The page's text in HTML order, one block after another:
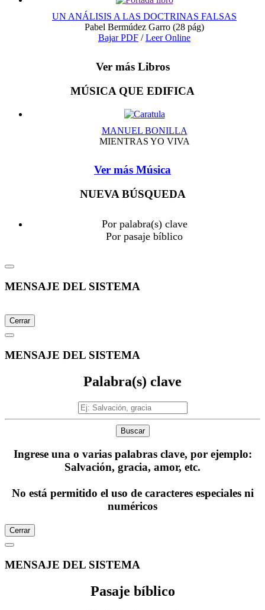
UN ANÁLISIS A LAS DOCTRINAS FALSAS
Pabel Bermúdez Garro (28 pág)
Bajar PDF /Leer Online
Ver más Libros
MÚSICA QUE EDIFICA
MANUEL BONILLA
MIENTRAS YO VIVA
Ver más Música
NUEVA BÚSQUEDA
Por palabra(s) clave
Por pasaje bíblico
MENSAJE DEL SISTEMA
Cerrar
MENSAJE DEL SISTEMA
Palabra(s) clave
Buscar
Ingrese una o varias palabras clave, por ejemplo:
Salvación, gracia, amor, etc.
No está permitido el uso de caracteres especiales ni
numéricos
Cerrar
MENSAJE DEL SISTEMA
Pasaje bíblico